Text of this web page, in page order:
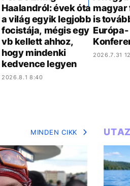
Haalandról: évek óta
a világ egyik legjobb
focistája, mégis egy
vb kellett ahhoz,
hogy mindenki
kedvence legyen
2026.8.1 8:40
magyar
is
Európa-
2026.7.31
MINDEN CIKK